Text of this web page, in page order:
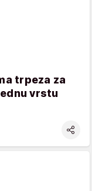
trpeza za
vrstu